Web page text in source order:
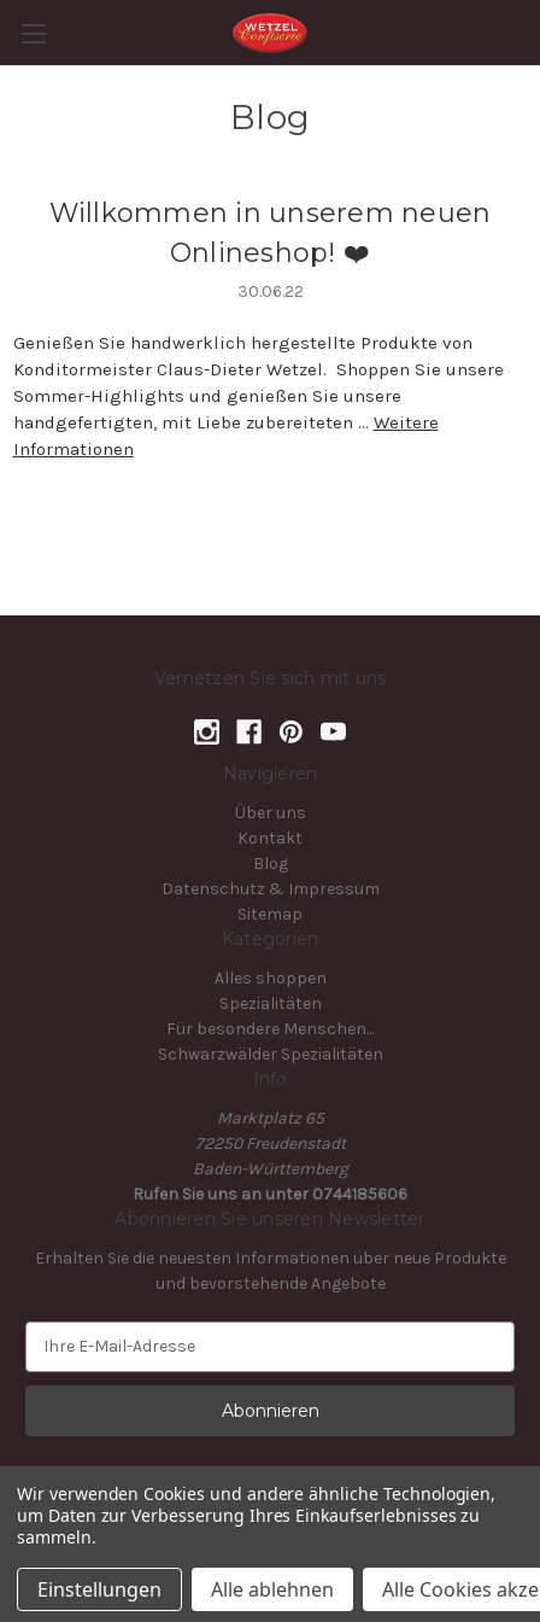
Blog
Willkommen in unserem neuen
Onlineshop! ❤️
30.06.22
Genießen Sie handwerklich hergestellte Produkte von
Konditormeister Claus-Dieter Wetzel. Shoppen Sie unsere
Sommer-Highlights und genießen Sie unsere
handgefertigten, mit Liebe zubereiteten … Weitere
Informationen
Vernetzen Sie sich mit uns
Navigieren
Über uns
Kontakt
Blog
Datenschutz & Impressum
Sitemap
Kategorien
Alles shoppen
Spezialitäten
Für besondere Menschen...
Schwarzwälder Spezialitäten
Info
Marktplatz 65
72250 Freudenstadt
Baden-Württemberg
Rufen Sie uns an unter 0744185606
Abonnieren Sie unseren Newsletter
Erhalten Sie die neuesten Informationen über neue Produkte
und bevorstehende Angebote
M
i
-
A
d
s
© 2026 Schwarzwaldkonditorei
Wir verwenden Cookies und andere ähnliche Technologien,
um Daten zur Verbesserung Ihres Einkaufserlebnisses zu
sammeln.
Einstellungen Alle ablehnen Alle Cookies